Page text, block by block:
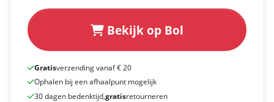
Bekijk op Bol
Gratisverzending vanaf € 20
Ophalen bij een afhaalpunt mogelijk
30 dagen bedenktijd,gratisretourneren